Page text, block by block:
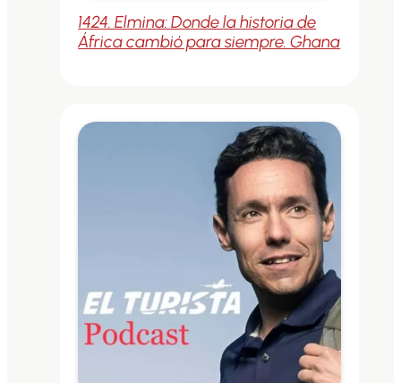
1424. Elmina: Donde la historia de
África cambió para siempre. Ghana